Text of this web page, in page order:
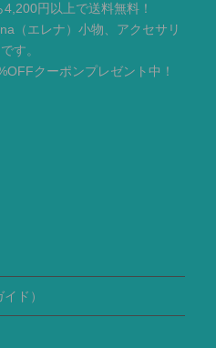
円以上で送料無料！
（エレナ）小物、アクセサリ
す。
クーポンプレゼント中！
ド）